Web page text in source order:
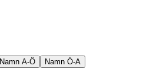
Namn A-Ö Namn Ö-A